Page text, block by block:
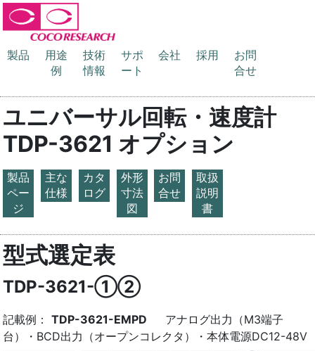
製品
用途
例
技術
情報
サポ
ート
会社 採用
お問
合せ
ユニバーサル回転・速度計
TDP-3621 オプション
製品
ペー
ジ
主な
仕様
カタ
ログ
外形
寸法
図
お問
合せ
取扱
説明
書
型式選定表
TDP-3621-①②
記載例：TDP-3621-EMPD アナログ出力（M3端子
台）・BCD出力（オープンコレクタ）・本体電源DC12-48V